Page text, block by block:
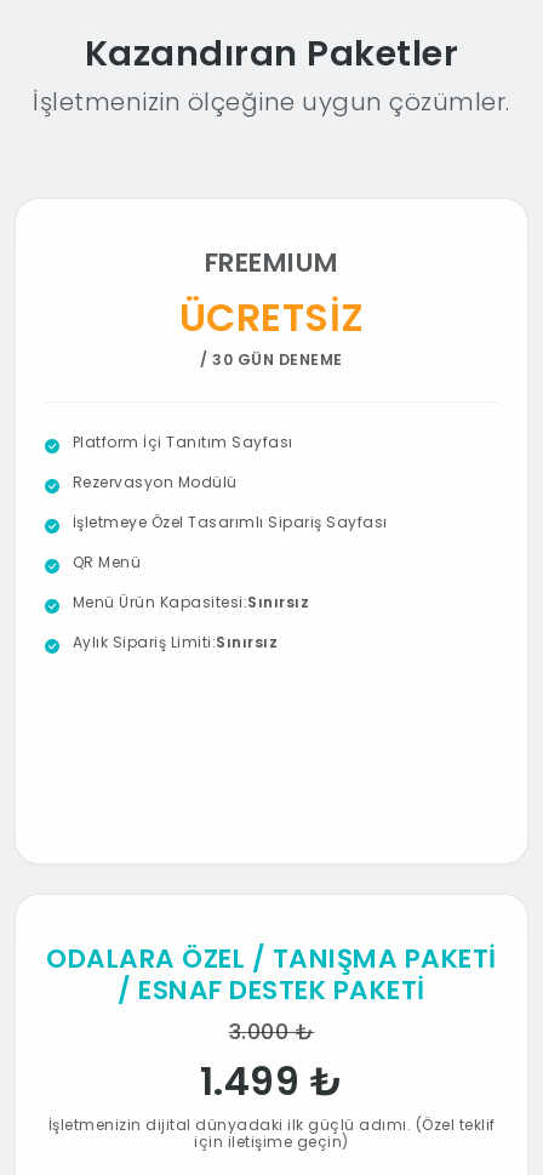
Kazandıran Paketler
İşletmenizin ölçeğine uygun çözümler.
FREEMIUM
ÜCRETSİZ
/ 30 GÜN DENEME
Platform İçi Tanıtım Sayfası
Rezervasyon Modülü
İşletmeye Özel Tasarımlı Sipariş Sayfası
QR Menü
Menü Ürün Kapasitesi:Sınırsız
Aylık Sipariş Limiti:Sınırsız
ODALARA ÖZEL / TANIŞMA PAKETİ
/ ESNAF DESTEK PAKETİ
3.000 ₺
1.499 ₺
İşletmenizin dijital dünyadaki ilk güçlü adımı. (Özel teklif
için iletişime geçin)